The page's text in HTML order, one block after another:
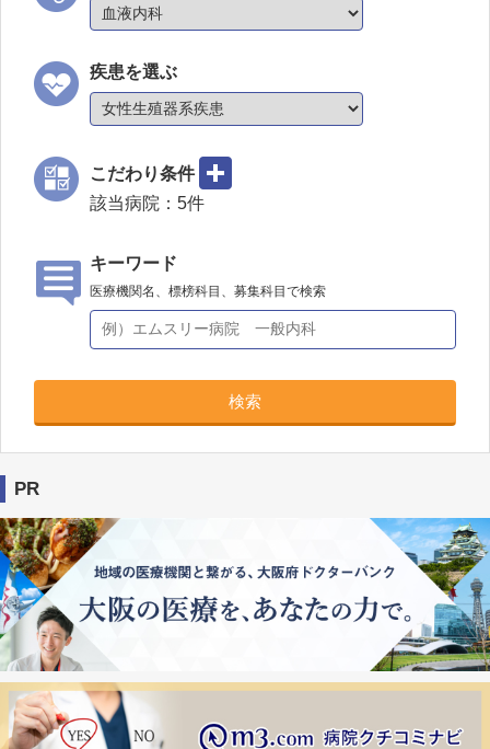
疾患を選ぶ
こだわり条件
該当病院： 5件
キーワード
医療機関名、標榜科目、募集科目で検索
検索
PR